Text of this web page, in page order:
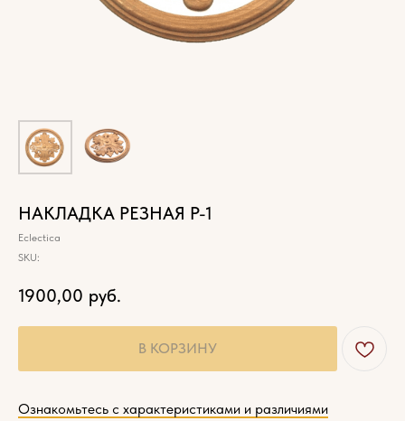
НАКЛАДКА РЕЗНАЯ Р-1
Eclectica
SKU:
1900,00 руб.
В КОРЗИНУ
Ознакомьтесь с характеристиками и различиями